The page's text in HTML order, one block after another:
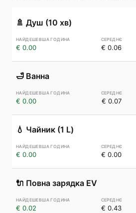
🚿 Душ (10 хв)
€ 0.00 € 0.06
🛁 Ванна
€ 0.00 € 0.07
💧 Чайник (1 L)
€ 0.00 € 0.00
🔌 Повна зарядка EV
€ 0.02 € 0.43